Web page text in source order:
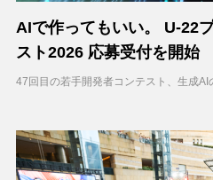
AIで作ってもいい。 U-22
スト2026 応募受付を開始
47回目の若手開発者コンテスト、生成AI